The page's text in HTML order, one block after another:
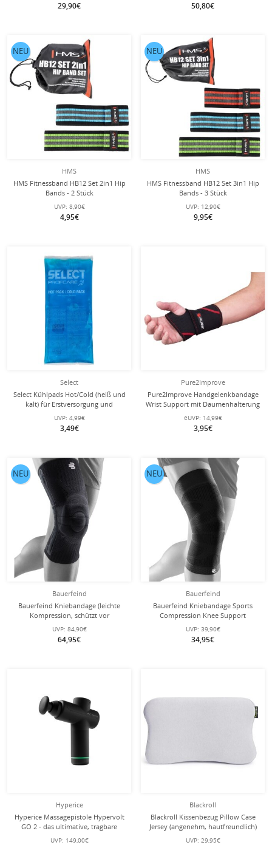
29,90€ 50,80€
HMS
HMS Fitnessband HB12 Set 2in1 Hip
Bands - 2 Stück
UVP: 8,90€
4,95€
NEU
HMS
HMS Fitnessband HB12 Set 3in1 Hip
Bands - 3 Stück
UVP: 12,90€
9,95€
NEU
Select
Select Kühlpads Hot/Cold (heiß und
kalt) für Erstversorgung und
Nachbehandlung
UVP: 4,99€
3,49€
Pure2Improve
Pure2Improve Handgelenkbandage
Wrist Support mit Daumenhalterung
schwarz - 1 Stück
eUVP: 14,99€
3,95€
Bauerfeind
Bauerfeind Kniebandage (leichte
Kompression, schützt vor
Überlastung) schwarz/schwarz - 1
Stück
UVP: 84,90€
64,95€
NEU
Bauerfeind
Bauerfeind Kniebandage Sports
Compression Knee Support
(Moderate Kompression) schwarz - 1
Stück
UVP: 39,90€
34,95€
NEU
Hyperice
Hyperice Massagepistole Hypervolt
GO 2 - das ultimative, tragbare
Perkussionsmassagegerät - (2
UVP: 149,00€
Blackroll
Blackroll Kissenbezug Pillow Case
Jersey (angenehm, hautfreundlich)
hellgrau - 1 Stück
UVP: 29,95€